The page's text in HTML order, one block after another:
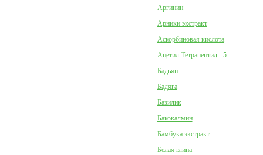
Аргинин
Арники экстракт
Аскорбиновая кислота
Ацетил Тетрапептид - 5
Бадьян
Бадяга
Базилик
Бакокалмин
Бамбука экстракт
Белая глина